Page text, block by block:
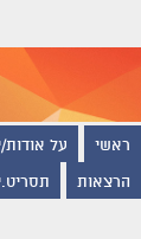
ראשי על
הרצאות